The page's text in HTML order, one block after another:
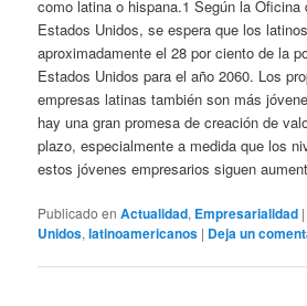
como latina o hispana.1 Según la Oficina
Estados Unidos, se espera que los
aproximadamente el 28 por ciento de la
Estados Unidos para el año 2060. Los
empresas latinas también son más
hay una gran promesa de creación de
plazo, especialmente a medida que los
estos jóvenes empresarios siguen
Publicado en Actualidad, Empresarialidad |
Unidos,latinoamericanos | Deja un